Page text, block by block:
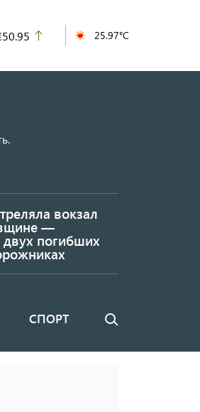
25.97°C
вокзал
—
двух погибших
СПОРТ Поиск